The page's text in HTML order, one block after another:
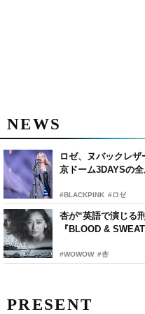
NEWS
ロゼ、ヌバックレ
京ドーム3DAYSの
#BLACKPINK #ロゼ
杏が“英語で演じる
『BLOOD & SWEAT
#WOWOW #杏
PRESENT